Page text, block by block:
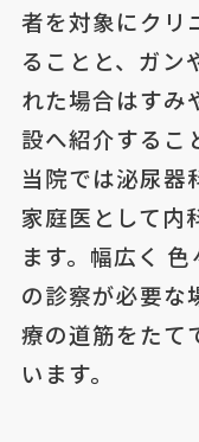
者を対象にクリ
ることと、ガン
れた場合はすみ
設へ紹介するこ
当院では泌尿器
家庭医として内
ます。幅広く
の診察が必要な
療の道筋をたて
います。